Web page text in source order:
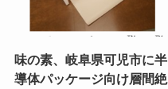
味の素、岐阜県可児市に半
導体パッケージ向け層間絶